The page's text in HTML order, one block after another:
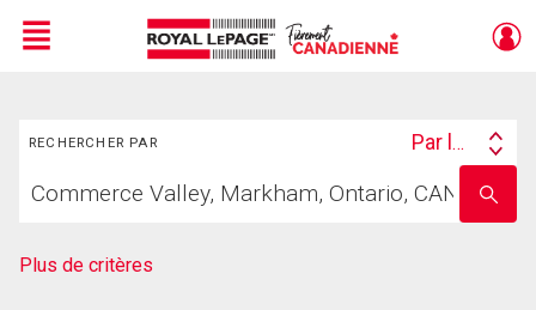
Menu
RECHERCHER PAR
Search
Par lieu
votre
nom
Plus de critères